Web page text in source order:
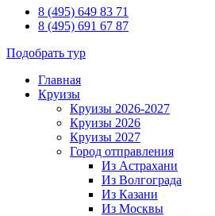
8 (495) 649 83 71
8 (495) 691 67 87
Подобрать тур
Главная
Круизы
Круизы 2026-2027
Круизы 2026
Круизы 2027
Город отправления
Из Астрахани
Из Волгограда
Из Казани
Из Москвы